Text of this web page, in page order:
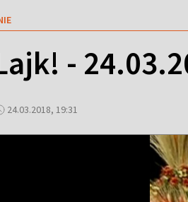
-
24.03.2018, 19:31